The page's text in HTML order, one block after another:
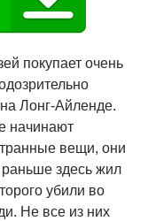
покупает очень
Лонг-Айленде.
начинают
вещи, они
здесь жил
убили во
Не все из них